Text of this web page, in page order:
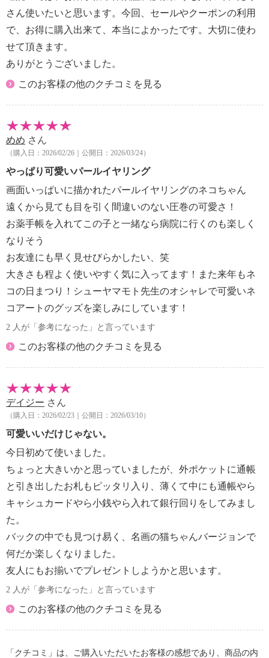
さん使いたいと思います。今回、セールやクーポンの利用
で、お得に購入出来て、本当によかったです。大切に使わ
せて頂きます。
ありがとうございました。
このお客様の他のクチコミを見る
めめ さん
（購入日：2026/02/26｜公開日：2026/03/24）
やっぱり可愛いパールイヤリング
画面いっぱいに描かれたパールイヤリングのネコちゃん
遠くから見ても目を引く間違いのない圧巻の可愛さ！
お薬手帳を入れてこの子と一緒なら病院に行くのも楽しく
なりそう
お友達にも早く見せびらかしたい、笑
大きさも程よく使いやすく気に入ってます！また来年もネ
コの日まつり！シューヤマモト先生のオシャレで可愛いネ
コアートのグッズを楽しみにしています！
2 人が「参考になった」と言っています
このお客様の他のクチコミを見る
デイジー さん
（購入日：2026/02/23｜公開日：2026/03/10）
可愛いいだけじゃない。
今日初めて使いました。
ちょっと大きいかと思っていましたが、外ポケットに通帳
と引き出したお札もピッタリ入り、薄くて中にも通帳やら
キャシュカードやら小銭やら入れて銀行回りをしてみまし
た。
バックの中でも見つけ易く、名画の猫ちゃんバージョンで
何だか楽しくなりました。
友人にもお揃いでプレゼントしようかと思います。
2 人が「参考になった」と言っています
このお客様の他のクチコミを見る
「クチコミ」は、ご購入いただいたお客様の感想であり、商品の内